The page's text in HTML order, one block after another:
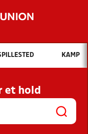
vil du søge efter?
OG NYHEDER
KLUBBER OG
KAMP
et hold